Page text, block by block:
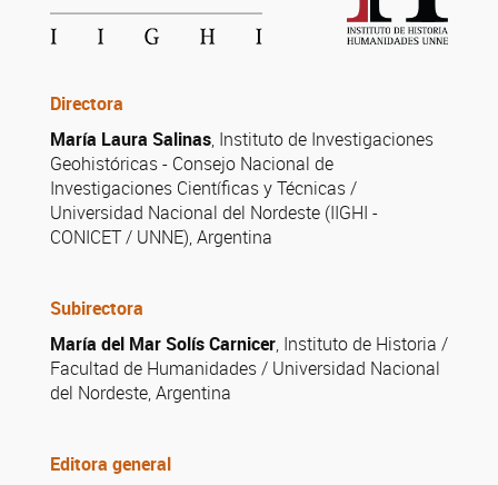
Directora
María Laura Salinas, Instituto de Investigaciones
Geohistóricas - Consejo Nacional de
Investigaciones Científicas y Técnicas /
Universidad Nacional del Nordeste (IIGHI -
CONICET / UNNE), Argentina
Subirectora
María del Mar Solís Carnicer, Instituto de Historia /
Facultad de Humanidades / Universidad Nacional
del Nordeste, Argentina
Editora general